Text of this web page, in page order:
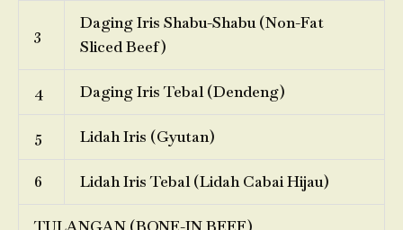
3
Daging Iris Shabu-Shabu (Non-Fat
Sliced Beef)
4 Daging Iris Tebal (Dendeng)
5 Lidah Iris (Gyutan)
6 Lidah Iris Tebal (Lidah Cabai Hijau)